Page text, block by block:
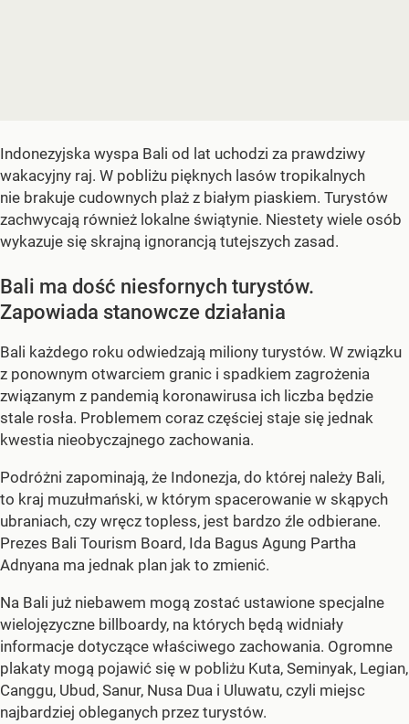
Indonezyjska wyspa Bali od lat uchodzi za prawdziwy
wakacyjny raj. W pobliżu pięknych lasów tropikalnych
nie brakuje cudownych plaż z białym piaskiem. Turystów
zachwycają również lokalne świątynie. Niestety wiele osób
wykazuje się skrajną ignorancją tutejszych zasad.
Bali ma dość niesfornych turystów.
Zapowiada stanowcze działania
Bali każdego roku odwiedzają miliony turystów. W związku
z ponownym otwarciem granic i spadkiem zagrożenia
związanym z pandemią koronawirusa ich liczba będzie
stale rosła. Problemem coraz częściej staje się jednak
kwestia nieobyczajnego zachowania.
Podróżni zapominają, że Indonezja, do której należy Bali,
to kraj muzułmański, w którym spacerowanie w skąpych
ubraniach, czy wręcz topless, jest bardzo źle odbierane.
Prezes Bali Tourism Board, Ida Bagus Agung Partha
Adnyana ma jednak plan jak to zmienić.
Na Bali już niebawem mogą zostać ustawione specjalne
wielojęzyczne billboardy, na których będą widniały
informacje dotyczące właściwego zachowania. Ogromne
plakaty mogą pojawić się w pobliżu Kuta, Seminyak, Legian,
Canggu, Ubud, Sanur, Nusa Dua i Uluwatu, czyli miejsc
najbardziej obleganych przez turystów.